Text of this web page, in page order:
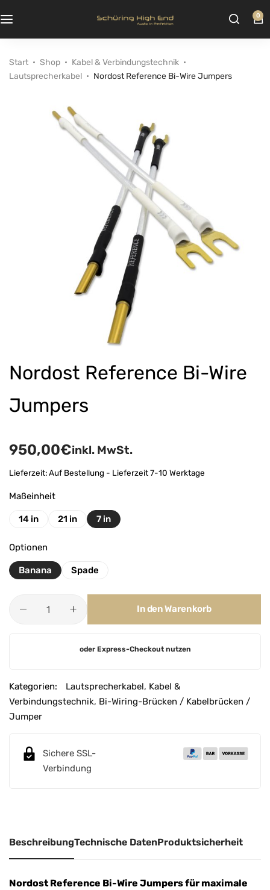
0
Start Shop
Kabel & Verbindungstechnik
Lautsprecherkabel
Nordost Reference Bi-Wire Jumpers
Nordost Reference Bi-Wire
Jumpers
950,00€inkl. MwSt.
Lieferzeit:Auf Bestellung - Lieferzeit 7-10 Werktage
Maßeinheit
14 in 21 in 7 in
Optionen
Banana Spade
In den Warenkorb
e
r
n
oder Express-Checkout nutzen
Kategorien: Lautsprecherkabel, Kabel &
Verbindungstechnik, Bi-Wiring-Brücken / Kabelbrücken /
Jumper
Sichere SSL-
Verbindung
BeschreibungTechnische DatenProduktsicherheit
Nordost Reference Bi-Wire Jumpers für maximale